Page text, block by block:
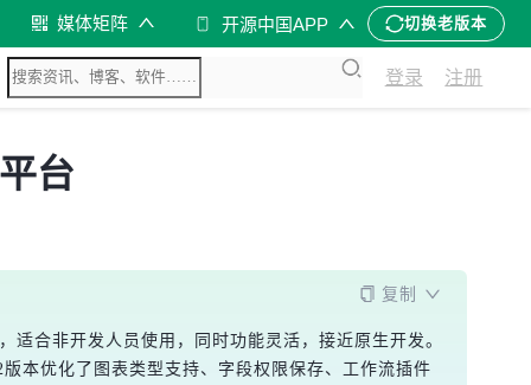
媒体矩阵 开源中国APP 切换老版本
登录 注册
台
复制
合非开发人员使用，同时功能灵活，接近原生开发。
本优化了图表类型支持、字段权限保存、工作流插件